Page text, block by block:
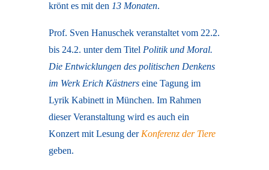
krönt es mit den 13 Monaten.
Prof. Sven Hanuschek veranstaltet vom 22.2.
bis 24.2. unter dem Titel Politik und Moral.
Die Entwicklungen des politischen Denkens
im Werk Erich Kästners eine Tagung im
Lyrik Kabinett in München. Im Rahmen
dieser Veranstaltung wird es auch ein
Konzert mit Lesung der Konferenz der Tiere
geben.